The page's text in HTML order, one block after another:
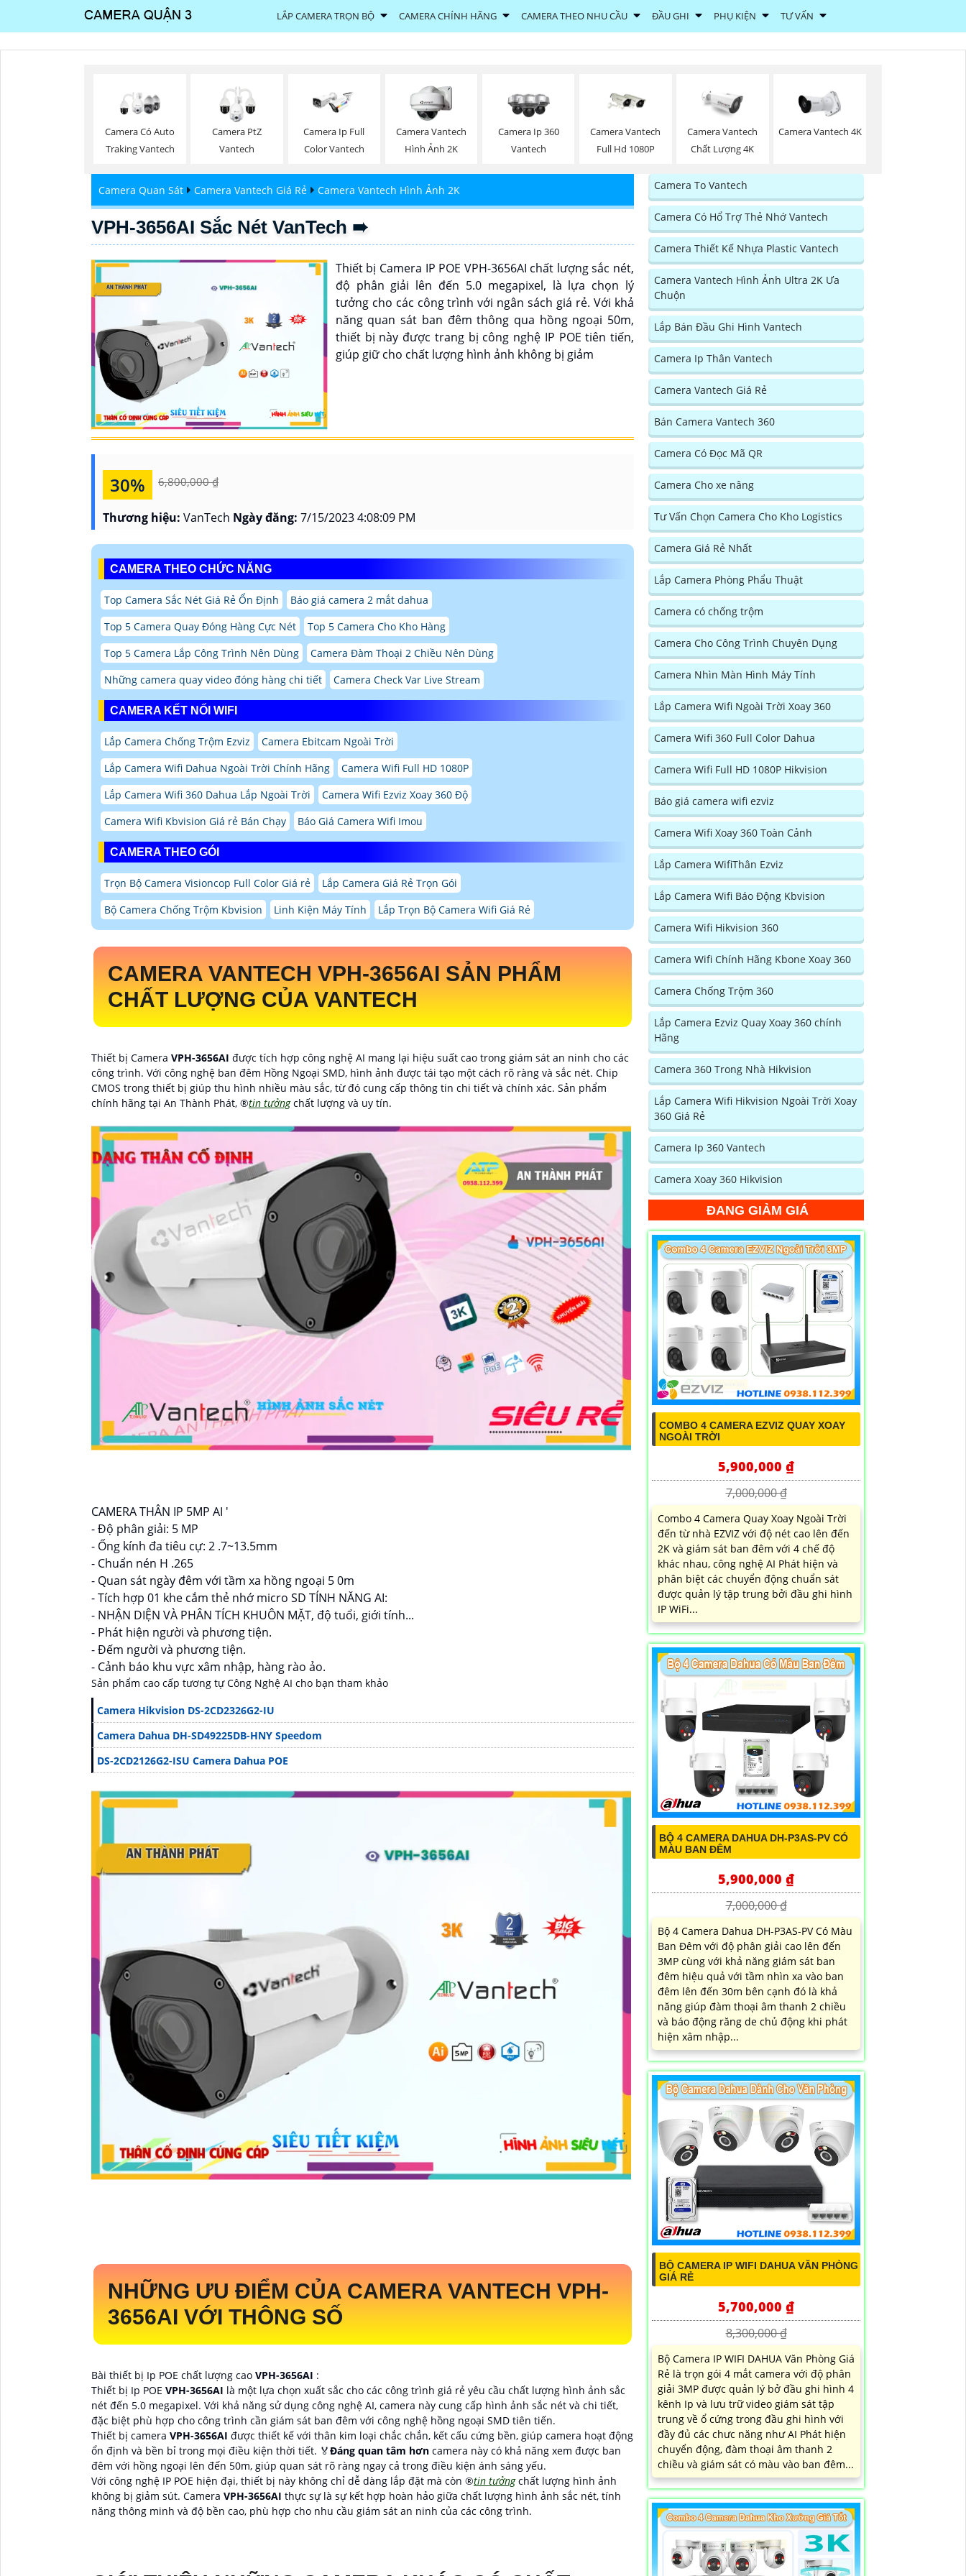
LẮP CAMERA TRỌN BỘ CAMERA CHÍNH HÃNG CAMERA THEO NHU CẦU ĐẦU GHI PHỤ KIỆN TƯ VẤN
Camera Có Auto
Traking Vantech
Camera PtZ
Vantech
Camera Ip Full
Color Vantech
Camera Vantech
Hình Ảnh 2K
Camera Ip 360
Vantech
Camera Vantech
Full Hd 1080P
Camera Vantech
Chất Lượng 4K
Camera Vantech 4K
Camera Quan Sát Camera Vantech Giá Rẻ Camera Vantech Hình Ảnh 2K
VPH-3656AI Sắc Nét VanTech ➠
Thiết bị Camera IP POE VPH-3656AI chất lượng sắc nét,
độ phân giải lên đến 5.0 megapixel, là lựa chọn lý
tưởng cho các công trình với ngân sách giá rẻ. Với khả
năng quan sát ban đêm thông qua hồng ngoại 50m,
thiết bị này được trang bị công nghệ IP POE tiên tiến,
giúp giữ cho chất lượng hình ảnh không bị giảm
30% 6,800,000 ₫
Thương hiệu: VanTech Ngày đăng: 7/15/2023 4:08:09 PM
CAMERA THEO CHỨC NĂNG
Top Camera Sắc Nét Giá Rẻ Ổn Định
Báo giá camera 2 mắt dahua
Top 5 Camera Quay Đóng Hàng Cực Nét
Top 5 Camera Cho Kho Hàng
Top 5 Camera Lắp Công Trình Nên Dùng
Camera Đàm Thoại 2 Chiều Nên Dùng
Những camera quay video đóng hàng chi tiết
Camera Check Var Live Stream
CAMERA KẾT NỐI WIFI
Lắp Camera Chống Trộm Ezviz
Camera Ebitcam Ngoài Trời
Lắp Camera Wifi Dahua Ngoài Trời Chính Hãng
Camera Wifi Full HD 1080P
Lắp Camera Wifi 360 Dahua Lắp Ngoài Trời
Camera Wifi Ezviz Xoay 360 Độ
Camera Wifi Kbvision Giá rẻ Bán Chạy
Báo Giá Camera Wifi Imou
CAMERA THEO GÓI
Trọn Bộ Camera Visioncop Full Color Giá rẻ
Lắp Camera Giá Rẻ Trọn Gói
Bộ Camera Chống Trộm Kbvision
Linh Kiện Máy Tính Lắp Trọn Bộ Camera Wifi Giá Rẻ
CAMERA VANTECH VPH-3656AI SẢN PHẨM
CHẤT LƯỢNG CỦA VANTECH
Thiết bị Camera VPH-3656AI được tích hợp công nghệ AI mang lại hiệu suất cao trong giám sát an ninh cho các
công trình. Với công nghệ ban đêm Hồng Ngoại SMD, hình ảnh được tái tạo một cách rõ ràng và sắc nét. Chip
CMOS trong thiết bị giúp thu hình nhiều màu sắc, từ đó cung cấp thông tin chi tiết và chính xác. Sản phẩm
chính hãng tại An Thành Phát, ®️tin tưởngchất lượng và uy tín.
CAMERA THÂN IP 5MP AI '
- Độ phân giải: 5 MP
- Ống kính đa tiêu cự: 2 .7~13.5mm
- Chuẩn nén H .265
- Quan sát ngày đêm với tầm xa hồng ngoại 5 0m
- Tích hợp 01 khe cắm thẻ nhớ micro SD TÍNH NĂNG AI:
- NHẬN DIỆN VÀ PHÂN TÍCH KHUÔN MẶT, độ tuổi, giới tính...
- Phát hiện người và phương tiện.
- Đếm người và phương tiện.
- Cảnh báo khu vực xâm nhập, hàng rào ảo.
Sản phẩm cao cấp tương tự Công Nghệ AI cho bạn tham khảo
Camera Hikvision DS-2CD2326G2-IU
Camera Dahua DH-SD49225DB-HNY Speedom
DS-2CD2126G2-ISU Camera Dahua POE
NHỮNG ƯU ĐIỂM CỦA CAMERA VANTECH VPH-
3656AI VỚI THÔNG SỐ
Bài thiết bị Ip POE chất lượng cao VPH-3656AI :
Thiết bị Ip POE VPH-3656AI là một lựa chọn xuất sắc cho các công trình giá rẻ yêu cầu chất lượng hình ảnh sắc
nét đến 5.0 megapixel. Với khả năng sử dụng công nghệ AI, camera này cung cấp hình ảnh sắc nét và chi tiết,
đặc biệt phù hợp cho công trình cần giám sát ban đêm với công nghệ hồng ngoại SMD tiên tiến.
Thiết bị camera VPH-3656AI được thiết kế với thân kim loại chắc chắn, kết cấu cứng bền, giúp camera hoạt động
ổn định và bền bỉ trong mọi điều kiện thời tiết. ️🏅️Đáng quan tâm hơn camera này có khả năng xem được ban
đêm với hồng ngoại lên đến 50m, giúp quan sát rõ ràng ngay cả trong điều kiện ánh sáng yếu.
Với công nghệ IP POE hiện đại, thiết bị này không chỉ dễ dàng lắp đặt mà còn ®️tin tưởngchất lượng hình ảnh
không bị giảm sút. Camera VPH-3656AI thực sự là sự kết hợp hoàn hảo giữa chất lượng hình ảnh sắc nét, tính
năng thông minh và độ bền cao, phù hợp cho nhu cầu giám sát an ninh của các công trình.
Camera To Vantech
Camera Có Hổ Trợ Thẻ Nhớ Vantech
Camera Thiết Kế Nhựa Plastic Vantech
Camera Vantech Hình Ảnh Ultra 2K Ưa
Chuộn
Lắp Bán Đầu Ghi Hình Vantech
Camera Ip Thân Vantech
Camera Vantech Giá Rẻ
Bán Camera Vantech 360
Camera Có Đọc Mã QR
Camera Cho xe nâng
Tư Vấn Chọn Camera Cho Kho Logistics
Camera Giá Rẻ Nhất
Lắp Camera Phòng Phẩu Thuật
Camera có chống trộm
Camera Cho Công Trình Chuyên Dụng
Camera Nhìn Màn Hình Máy Tính
Lắp Camera Wifi Ngoài Trời Xoay 360
Camera Wifi 360 Full Color Dahua
Camera Wifi Full HD 1080P Hikvision
Báo giá camera wifi ezviz
Camera Wifi Xoay 360 Toàn Cảnh
Lắp Camera WifiThân Ezviz
Lắp Camera Wifi Báo Động Kbvision
Camera Wifi Hikvision 360
Camera Wifi Chính Hãng Kbone Xoay 360
Camera Chống Trộm 360
Lắp Camera Ezviz Quay Xoay 360 chính
Hãng
Camera 360 Trong Nhà Hikvision
Lắp Camera Wifi Hikvision Ngoài Trời Xoay
360 Giá Rẻ
Camera Ip 360 Vantech
Camera Xoay 360 Hikvision
ĐANG GIẢM GIÁ
COMBO 4 CAMERA EZVIZ QUAY XOAY
NGOÀI TRỜI
5,900,000 ₫
7,000,000 ₫
Combo 4 Camera Quay Xoay Ngoài Trời
đến từ nhà EZVIZ với độ nét cao lên đến
2K và giám sát ban đêm với 4 chế độ
khác nhau, công nghệ AI Phát hiện và
phân biệt các chuyển động chuẩn sát
được quản lý tập trung bởi đầu ghi hình
IP WiFi...
BỘ 4 CAMERA DAHUA DH-P3AS-PV CÓ
MÀU BAN ĐÊM
5,900,000 ₫
7,000,000 ₫
Bộ 4 Camera Dahua DH-P3AS-PV Có Màu
Ban Đêm với độ phân giải cao lên đến
3MP cùng với khả năng giám sát ban
đêm hiệu quả với tầm nhìn xa vào ban
đêm lên đến 30m bên cạnh đó là khả
năng giúp đàm thoại âm thanh 2 chiều
và báo động răng de chủ động khi phát
hiện xâm nhập...
BỘ CAMERA IP WIFI DAHUA VĂN PHÒNG
GIÁ RẺ
5,700,000 ₫
8,300,000 ₫
Bộ Camera IP WIFI DAHUA Văn Phòng Giá
Rẻ là trọn gói 4 mắt camera với độ phân
giải 3MP được quản lý bở đầu ghi hình 4
kênh Ip và lưu trữ video giám sát tập
trung về ổ cứng trong đầu ghi hình với
đầy đủ các chưc năng như AI Phát hiện
chuyển động, đàm thoại âm thanh 2
chiều và giám sát có màu vào ban đêm...